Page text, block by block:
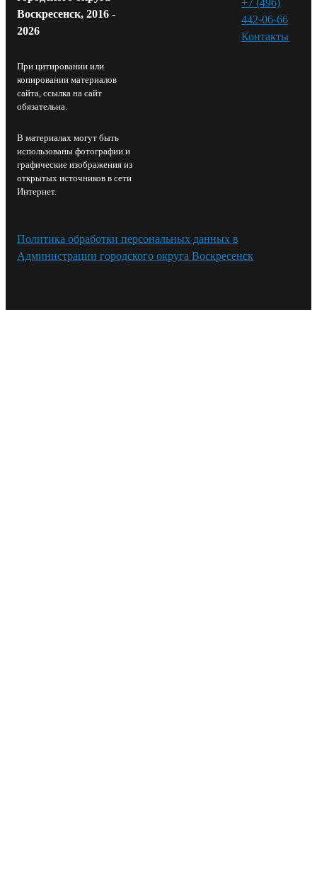
Воскресенск, 2016 -
2026
При цитировании или
копировании материалов
сайта, ссылка на сайт
обязательна.
В материалах могут быть
использованы фотографии и
графические изображения из
открытых источников в сети
Интернет.
442-06-66
Контакты⁠
Политика обработки персональных данных в
Администрации городского округа Воскресенск